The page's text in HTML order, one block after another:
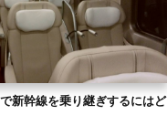
新幹線を乗り継ぎするにはど